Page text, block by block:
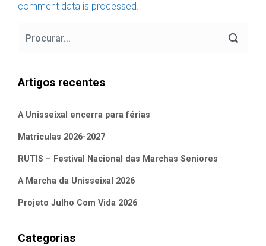
comment data is processed.
Artigos recentes
A Unisseixal encerra para férias
Matriculas 2026-2027
RUTIS – Festival Nacional das Marchas Seniores
A Marcha da Unisseixal 2026
Projeto Julho Com Vida 2026
Categorias